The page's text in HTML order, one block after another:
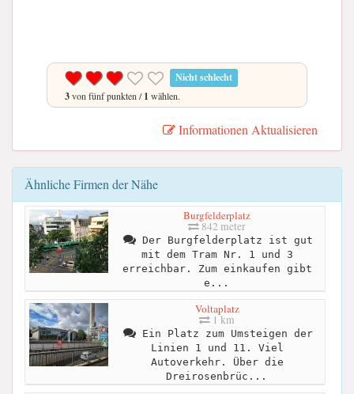
Nicht schlecht
3von fünf punkten /1 wählen.
Informationen Aktualisieren
Ähnliche Firmen der Nähe
Burgfelderplatz
842 meter
Der Burgfelderplatz ist gut
mit dem Tram Nr. 1 und 3
erreichbar. Zum einkaufen gibt
e...
Voltaplatz
1 km
Ein Platz zum Umsteigen der
Linien 1 und 11. Viel
Autoverkehr. Über die
Dreirosenbrüc...